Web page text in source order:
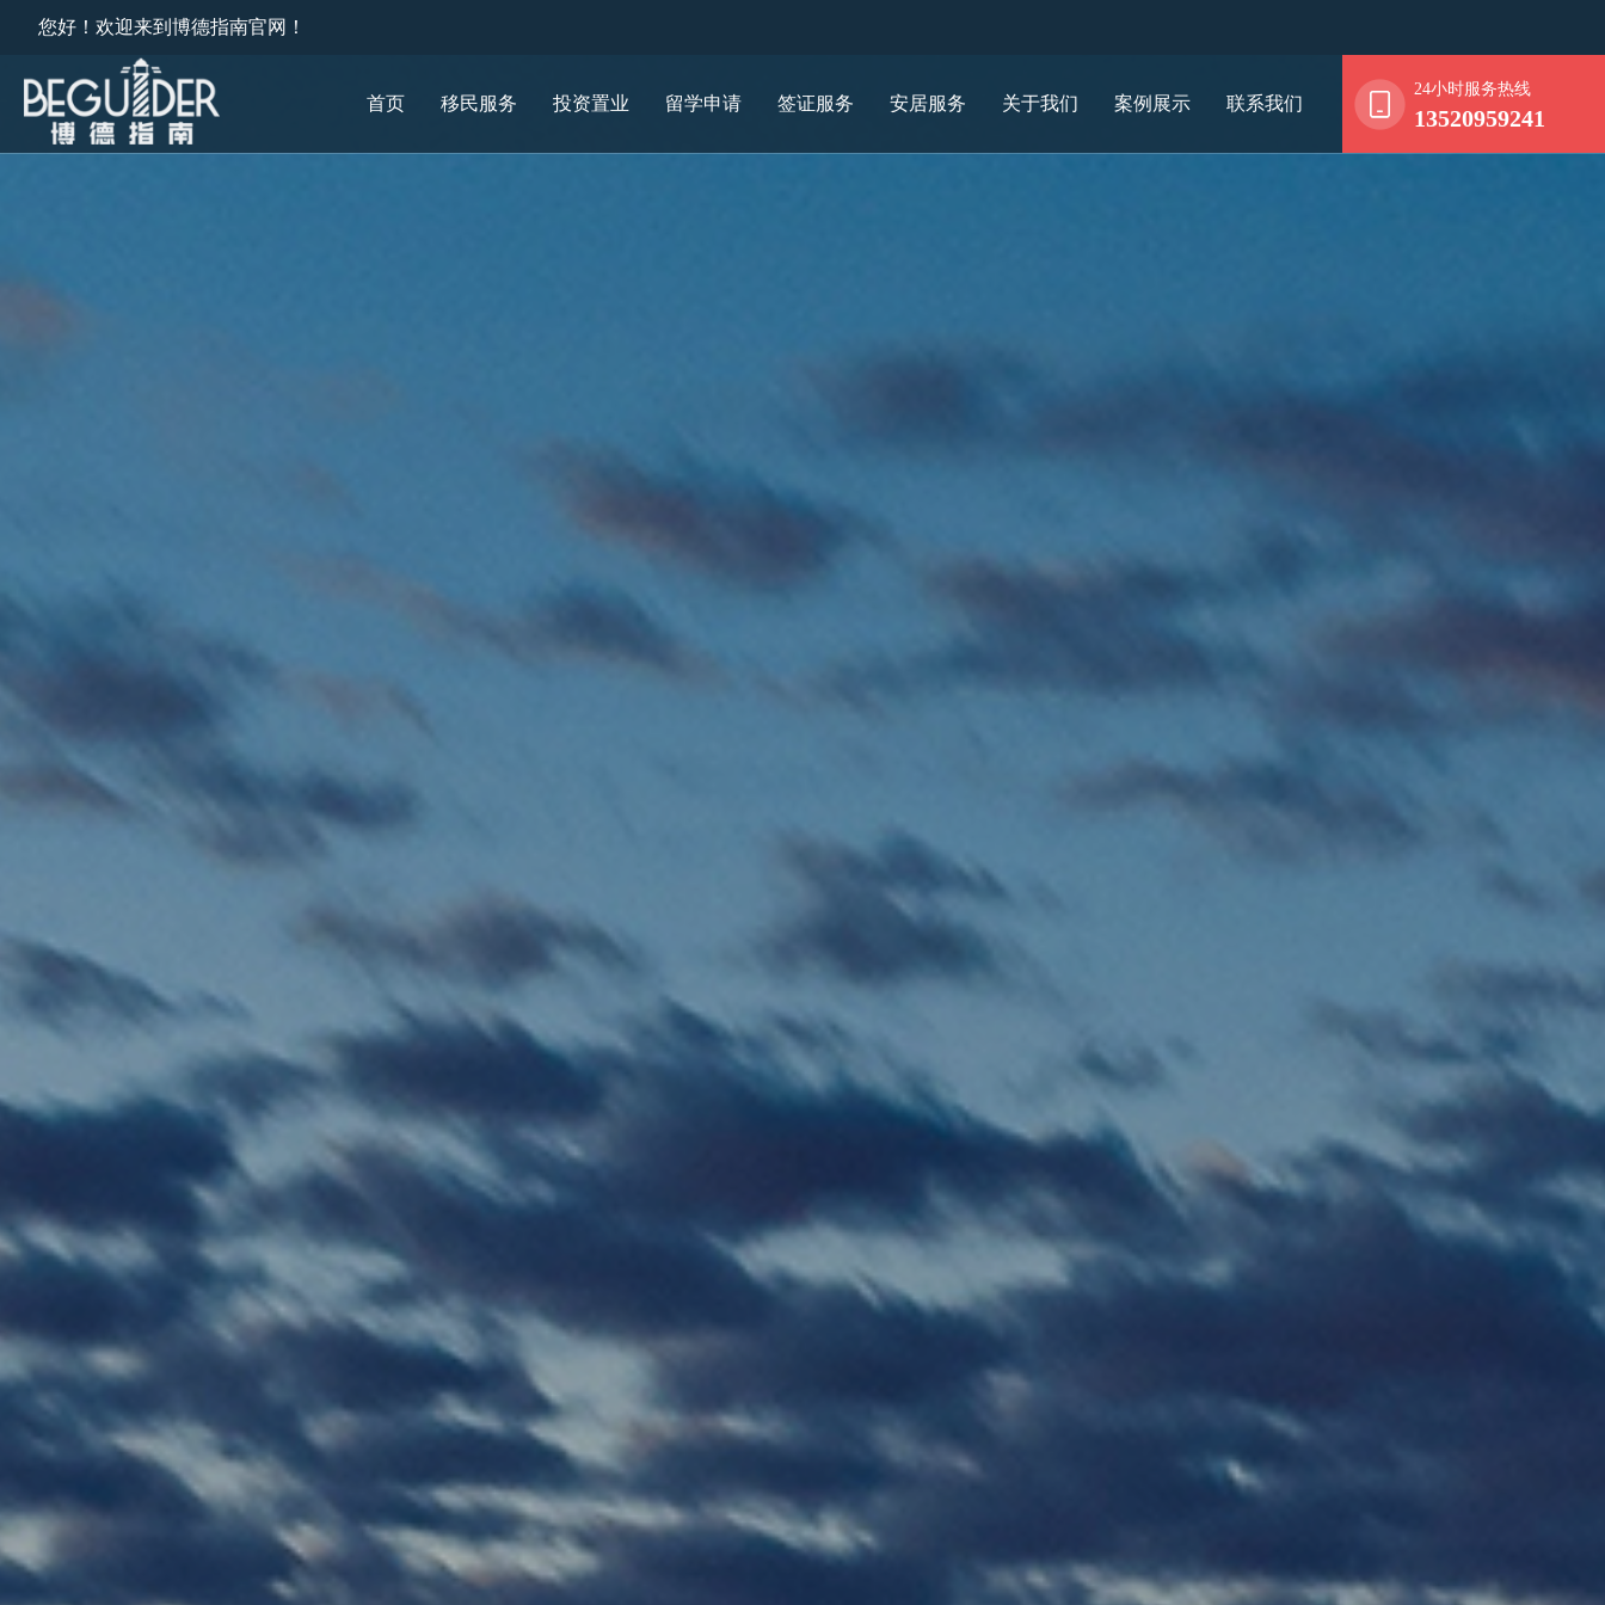
您好！欢迎来到博德指南官网！
首页 移民服务 投资置业 留学申请 签证服务 安居服务 关于我们 案例展示 联系我们
24小时服务热线
13520959241